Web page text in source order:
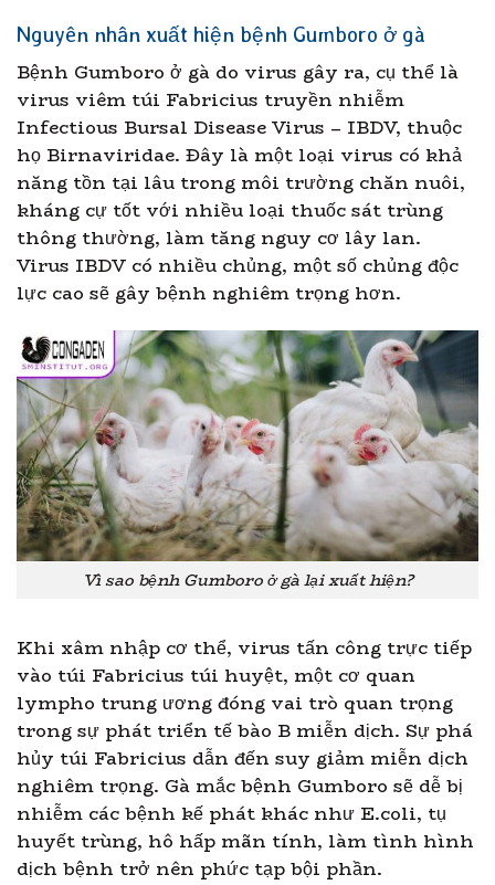
Nguyên nhân xuất hiện bệnh Gumboro ở gà
Bệnh Gumboro ở gà do virus gây ra, cụ thể là
virus viêm túi Fabricius truyền nhiễm
Infectious Bursal Disease Virus – IBDV, thuộc
họ Birnaviridae. Đây là một loại virus có khả
năng tồn tại lâu trong môi trường chăn nuôi,
kháng cự tốt với nhiều loại thuốc sát trùng
thông thường, làm tăng nguy cơ lây lan.
Virus IBDV có nhiều chủng, một số chủng độc
lực cao sẽ gây bệnh nghiêm trọng hơn.
Vì sao bệnh Gumboro ở gà lại xuất hiện?
Khi xâm nhập cơ thể, virus tấn công trực tiếp
vào túi Fabricius túi huyệt, một cơ quan
lympho trung ương đóng vai trò quan trọng
trong sự phát triển tế bào B miễn dịch. Sự phá
hủy túi Fabricius dẫn đến suy giảm miễn dịch
nghiêm trọng. Gà mắc bệnh Gumboro sẽ dễ bị
nhiễm các bệnh kế phát khác như E.coli, tụ
huyết trùng, hô hấp mãn tính, làm tình hình
dịch bệnh trở nên phức tạp bội phần.